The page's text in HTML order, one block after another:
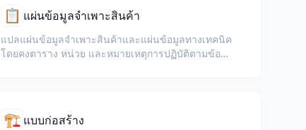
📋 แผ่นข้อมูลจำเพาะสินค้า
แปลแผ่นข้อมูลจำเพาะสินค้าและแผ่นข้อมูลทางเทคนิค
โดยคงตาราง หน่วย และหมายเหตุการปฏิบัติตามข้อ
🏗️ แบบก่อสร้าง